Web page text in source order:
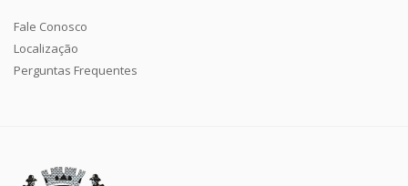
Fale Conosco
Localização
Perguntas Frequentes